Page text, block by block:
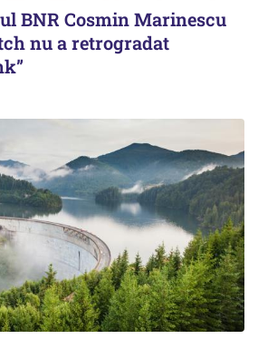
BNR Cosmin Marinescu
nu a retrogradat